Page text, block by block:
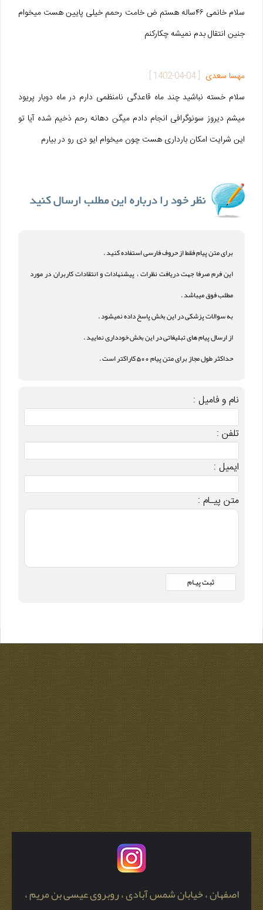
سلام خانمی ۴۶ساله هستم ض خامت رحمم خیلی پایین هست میخوام
جنین انتقال بدم نمیشه چکارکنم
مهسا سعدی [
1402-04-04
]
سلام خسته نباشید چند ماه قاعدگی نامنظمی دارم در ماه دوبار پریود
میشم دیروز سونوگرافی انجام دادم میگن دهانه رحم ذخیم شده آیا تو
این شرایت امکان بارداری هست چون میخوام ایو دی رو در بیارم
برای متن پیام فقط از حروف فارسی استفاده کنید .
این فرم صرفا جهت دریافت نظرات ، پیشنهادات و انتقادات کاربران در مورد
مطلب فوق میباشد .
به سوالات پزشکی در این بخش پاسخ داده نمیشود .
از ارسال پیام های تبلیغاتی در این بخش خودداری نمایید .
حداکثر طول مجاز برای متن پیام 500 کاراکتر است .
نام و فامیل :
تلفن :
ایمیل :
متن پیـام :
اصفهان ، خیابان شمس آبادی ، روبروی عیسی بن مریم ،